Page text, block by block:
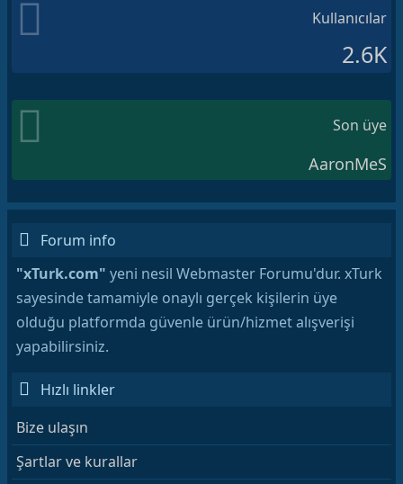
Kullanıcılar
2.6K
Son üye
AaronMeS
Forum info
"xTurk.com" yeni nesil Webmaster Forumu'dur. xTurk
sayesinde tamamiyle onaylı gerçek kişilerin üye
olduğu platformda güvenle ürün/hizmet alışverişi
yapabilirsiniz.
Hızlı linkler
Bize ulaşın
Şartlar ve kurallar